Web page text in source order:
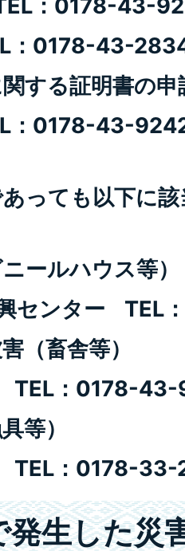
：0178-43-
43-
関する証明書の
：0178-43-
あっても以下に
ニールハウス
センター TEL
害（畜舎等）
TEL：0178-
漁具等）
TEL：0178-33-
発生した災